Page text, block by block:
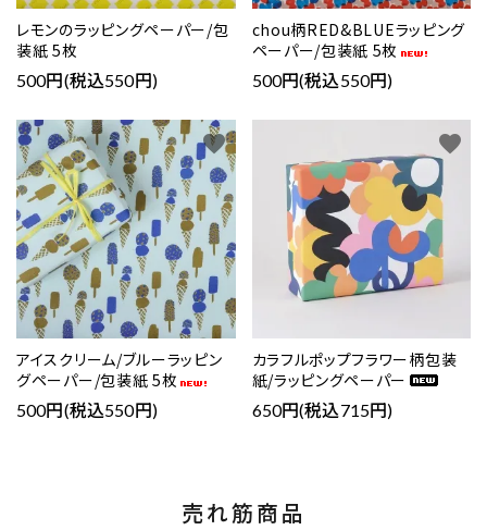
レモンのラッピングペーパー/包
装紙 5枚
500円(税込550円)
chou柄RED&BLUEラッピング
ペーパー/包装紙 5枚
500円(税込550円)
アイスクリーム/ブルーラッピン
グペーパー/包装紙 5枚
500円(税込550円)
favorite
カラフルポップフラワー柄包装
紙/ラッピングペーパー
650円(税込715円)
favorite
売れ筋商品